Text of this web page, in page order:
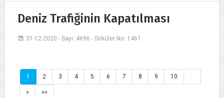
Deniz Trafiğinin Kapatılması
31-12-2020 - Sayı: 4696 - Sirküler No: 1461
1 2 3 4 5 6 7 8 9 10 …
» »»